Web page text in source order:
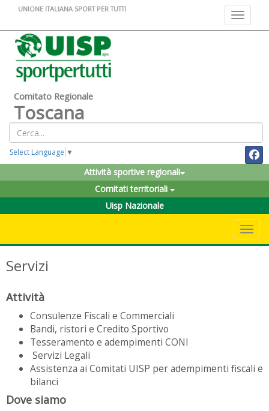
Toggle
UNIONE ITALIANA SPORT PER TUTTI
Comitato Regionale
Toscana
Select Language ▼
Attività sportive regionali
Comitati territoriali
Uisp Nazionale
Servizi
Attività
Consulenze Fiscali e Commerciali
Bandi, ristori e Credito Sportivo
Tesseramento e adempimenti CONI
Servizi Legali
Assistenza ai Comitati UISP per adempimenti fiscali e
bilanci
Dove siamo